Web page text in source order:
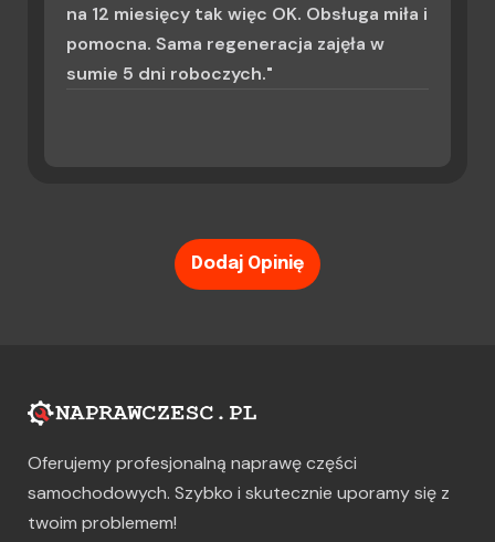
na 12 miesięcy tak więc OK. Obsługa miła i
pomocna. Sama regeneracja zajęła w
sumie 5 dni roboczych."
Dodaj Opinię
Oferujemy profesjonalną naprawę części
samochodowych. Szybko i skutecznie uporamy się z
twoim problemem!